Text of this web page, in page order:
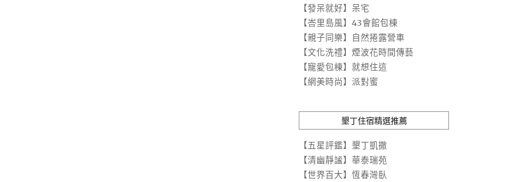
【發呆就好】呆宅
【峇里島風】43會館包棟
【親子同樂】自然捲露營車
【文化洗禮】煙波花時間傳藝
【寵愛包棟】就想住這
【網美時尚】派對蜜
墾丁住宿精選推薦
【五星評鑑】墾丁凱撒
【清幽靜謐】華泰瑞苑
【世界百大】恆春灣臥